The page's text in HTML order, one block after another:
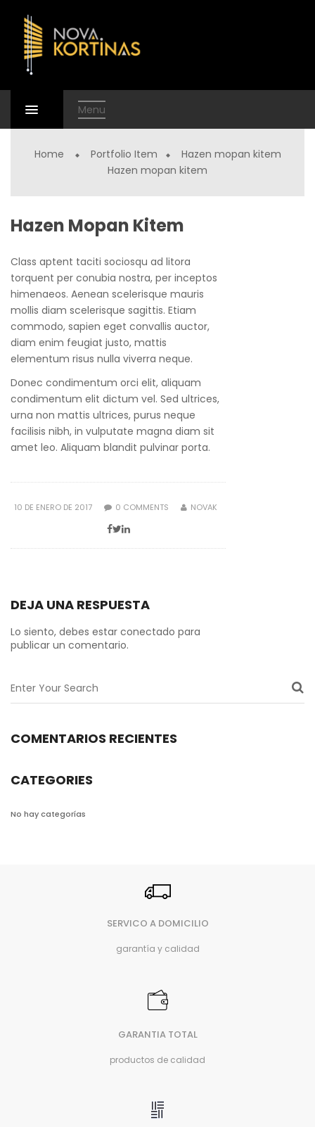
Menu
Home Portfolio Item
Hazen mopan kitem
Hazen mopan kitem
COMENTARIOS RECIENTES
CATEGORIES
No hay categorías
Hazen Mopan Kitem
Class aptent taciti sociosqu ad litora
torquent per conubia nostra, per inceptos
himenaeos. Aenean scelerisque mauris
mollis diam scelerisque sagittis. Etiam
commodo, sapien eget convallis auctor,
diam enim feugiat justo, mattis
elementum risus nulla viverra neque.
Donec condimentum orci elit, aliquam
condimentum elit dictum vel. Sed ultrices,
urna non mattis ultrices, purus neque
facilisis nibh, in vulputate magna diam sit
amet leo. Aliquam blandit pulvinar porta.
POSTED
10 DE ENERO DE 2017 0 COMMENTS NOVAK
DEJA UNA RESPUESTA
Lo siento, debes estar conectado para
publicar un comentario.
SERVICO A DOMICILIO
garantía y calidad
GARANTIA TOTAL
productos de calidad